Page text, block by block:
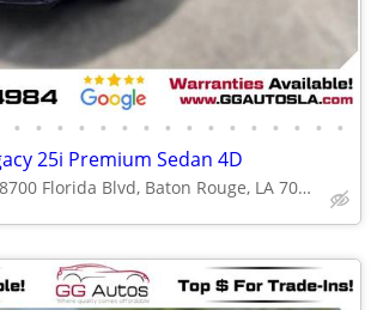
• • • • • • • • • • • • • • • •
25i Premium Sedan 4D
8700 Florida Blvd, Baton Rouge, LA 70815